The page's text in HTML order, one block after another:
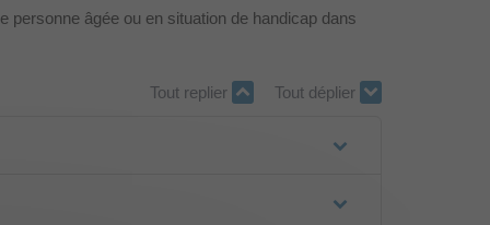
âgée ou en situation de handicap dans
Tout replier Tout déplier